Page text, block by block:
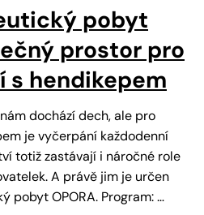
pobyt
prostor pro
s hendikepem
dochází dech, ale pro
je vyčerpání každodenní
totiž zastávají i náročné role
A právě jim je určen
pobyt OPORA. Program: …